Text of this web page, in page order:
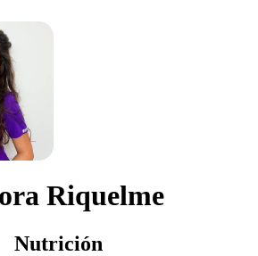
Riquelme
Nutrición